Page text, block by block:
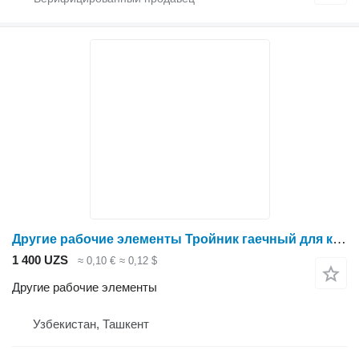
Другие рабочие элементы Тройник гаечный для капельной трубки ленты 16 мм для опрыскивателя
1 400 UZS ≈ 0,10 € ≈ 0,12 $
Другие рабочие элементы
Узбекистан, Ташкент